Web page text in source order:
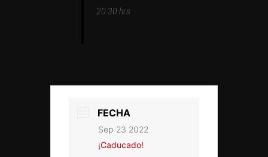
20:30 hrs
FECHA
Sep 23 2022
¡Caducado!